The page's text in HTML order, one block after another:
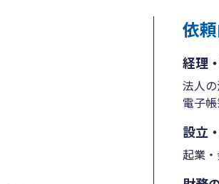
依
経理
法人
電子
設立
起業